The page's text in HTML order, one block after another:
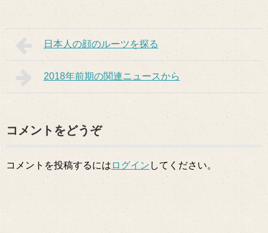
日本人の顔のルーツを探る
2018年前期の関連ニュースから
コメントをどうぞ
コメントを投稿するには ログイン してください。